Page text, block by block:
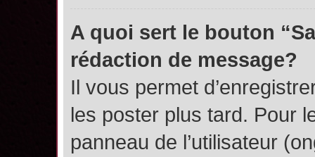
A quoi sert le bouton
rédaction de message?
Il vous permet
les poster plus tard. Pour
panneau de l’utilisateur